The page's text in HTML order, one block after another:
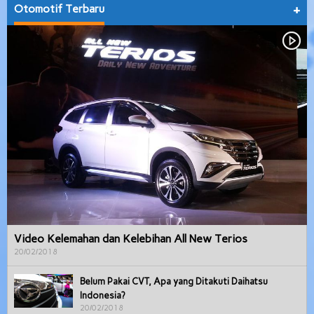
Otomotif Terbaru +
Video Kelemahan dan Kelebihan All New Terios
20/02/2018
Belum Pakai CVT, Apa yang Ditakuti Daihatsu
Indonesia?
20/02/2018